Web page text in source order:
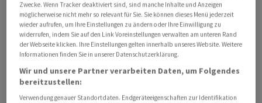
auf und ab. «Der deutsche Aktienindex befindet sich in
einer trendlosen Verfassung», konstatierte die
Landesbank Helaba. «Der Dax fällt ins Sommerloch»,
schrieb Analyst Jochen Stanzl von der Consorsbank. Der
Sommer-Blues habe die Börse erfasst, die
Kursschwankungen liessen nach und die
Handelsumsätze gingen zurück.
Zwecke. Wenn Tracker deaktiviert sind, sind manche Inhalte und Anzeigen
möglicherweise nicht mehr so relevant für Sie. Sie können dieses Menü jederzeit
wieder aufrufen, um Ihre Einstellungen zu ändern oder Ihre Einwilligung zu
widerrufen, indem Sie auf den Link Voreinstellungen verwalten am unteren Rand
der Webseite klicken. Ihre Einstellungen gelten innerhalb unseres Website. Weitere
Informationen finden Sie in unserer Datenschutzerklärung.
Wir und unsere Partner verarbeiten Daten, um Folgendes
bereitzustellen:
Verwendung genauer Standortdaten. Endgeräteeigenschaften zur Identifikation